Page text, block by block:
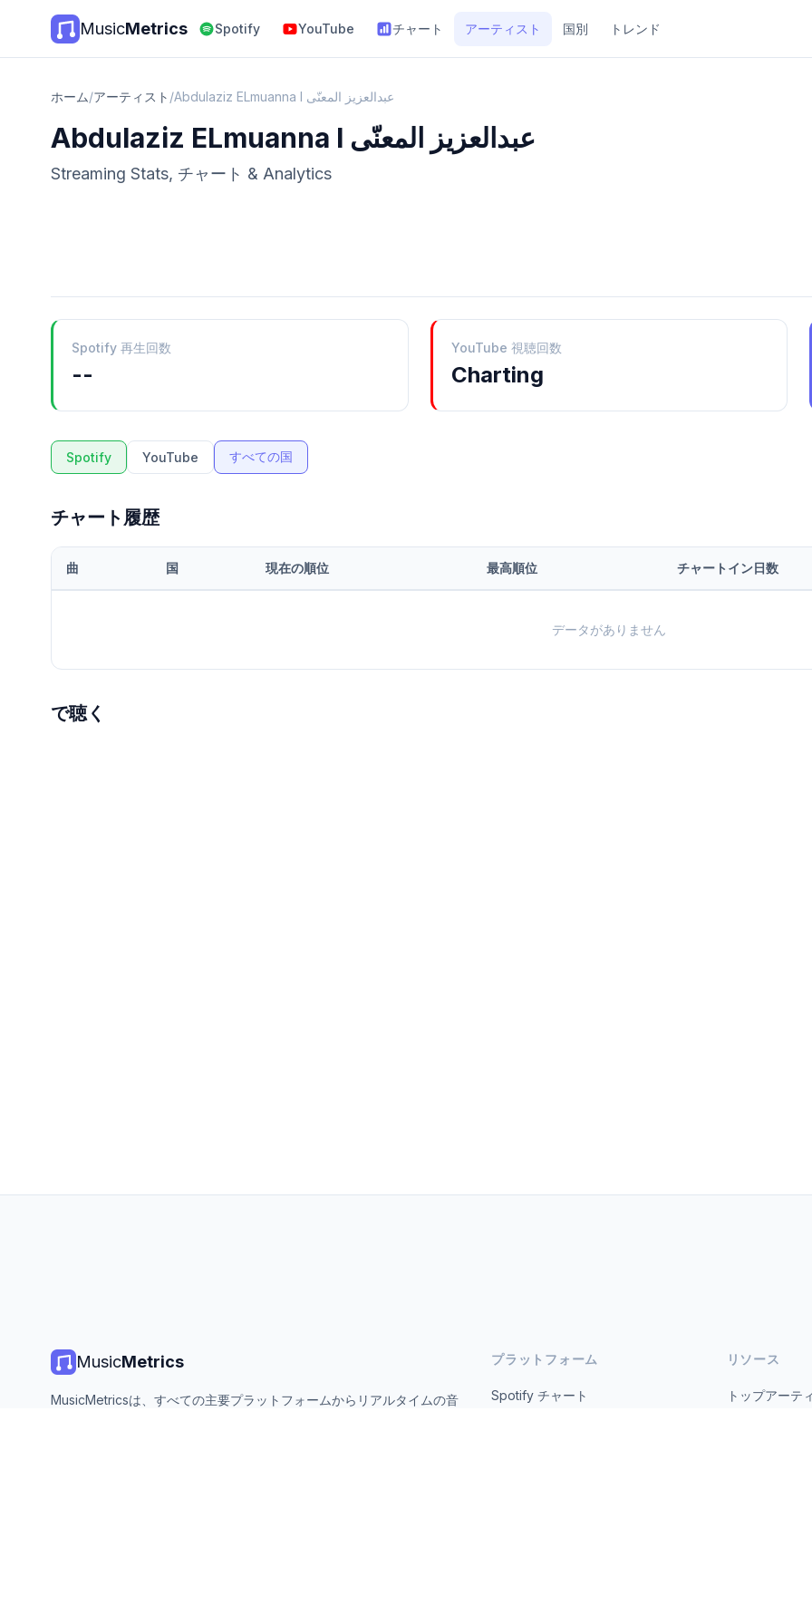
MusicMetrics Spotify YouTube チャート アーティスト 国別 トレンド
ホーム/アーティスト / Abdulaziz ELmuanna I عبدالعزيز المعنّى
Abdulaziz ELmuanna I عبدالعزيز المعنّى
Streaming Stats, チャート & Analytics
Spotify 再生回数
--
YouTube 視聴回数
Charting
Spotify YouTube すべての国
チャート履歴
曲 国 現在の順位 最高順位 チャートイン日数
データがありません
で聴く
MusicMetrics
MusicMetricsは、すべての主要プラットフォームからリアルタイムの音
プラットフォーム
Spotify チャート
リソース
トップアーテ